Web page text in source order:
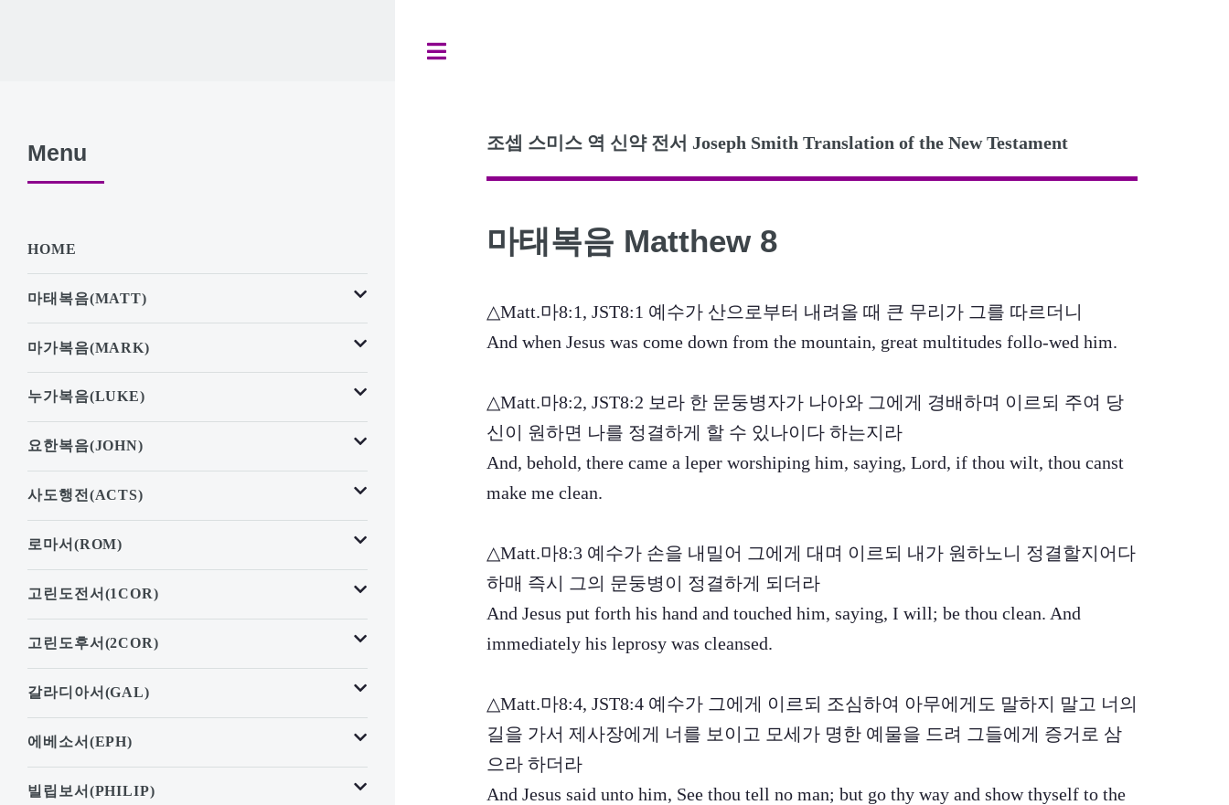
조셉 스미스 역 신약 전서 Joseph Smith Translation of the New Testament
마태복음 Matthew 8
△Matt.마8:1, JST8:1 예수가 산으로부터 내려올 때 큰 무리가 그를 따르더니
And when Jesus was come down from the mountain, great multitudes follo-wed him.
△Matt.마8:2, JST8:2 보라 한 문둥병자가 나아와 그에게 경배하며 이르되 주여 당
신이 원하면 나를 정결하게 할 수 있나이다 하는지라
And, behold, there came a leper worshiping him, saying, Lord, if thou wilt, thou canst
make me clean.
△Matt.마8:3 예수가 손을 내밀어 그에게 대며 이르되 내가 원하노니 정결할지어다
하매 즉시 그의 문둥병이 정결하게 되더라
And Jesus put forth his hand and touched him, saying, I will; be thou clean. And
immediately his leprosy was cleansed.
△Matt.마8:4, JST8:4 예수가 그에게 이르되 조심하여 아무에게도 말하지 말고 너의
길을 가서 제사장에게 너를 보이고 모세가 명한 예물을 드려 그들에게 증거로 삼
으라 하더라
And Jesus said unto him, See thou tell no man; but go thy way and show thyself to the
Menu
HOME
마태복음(MATT)
마가복음(MARK)
누가복음(LUKE)
요한복음(JOHN)
사도행전(ACTS)
로마서(ROM)
고린도전서(1COR)
고린도후서(2COR)
갈라디아서(GAL)
에베소서(EPH)
빌립보서(PHILIP)